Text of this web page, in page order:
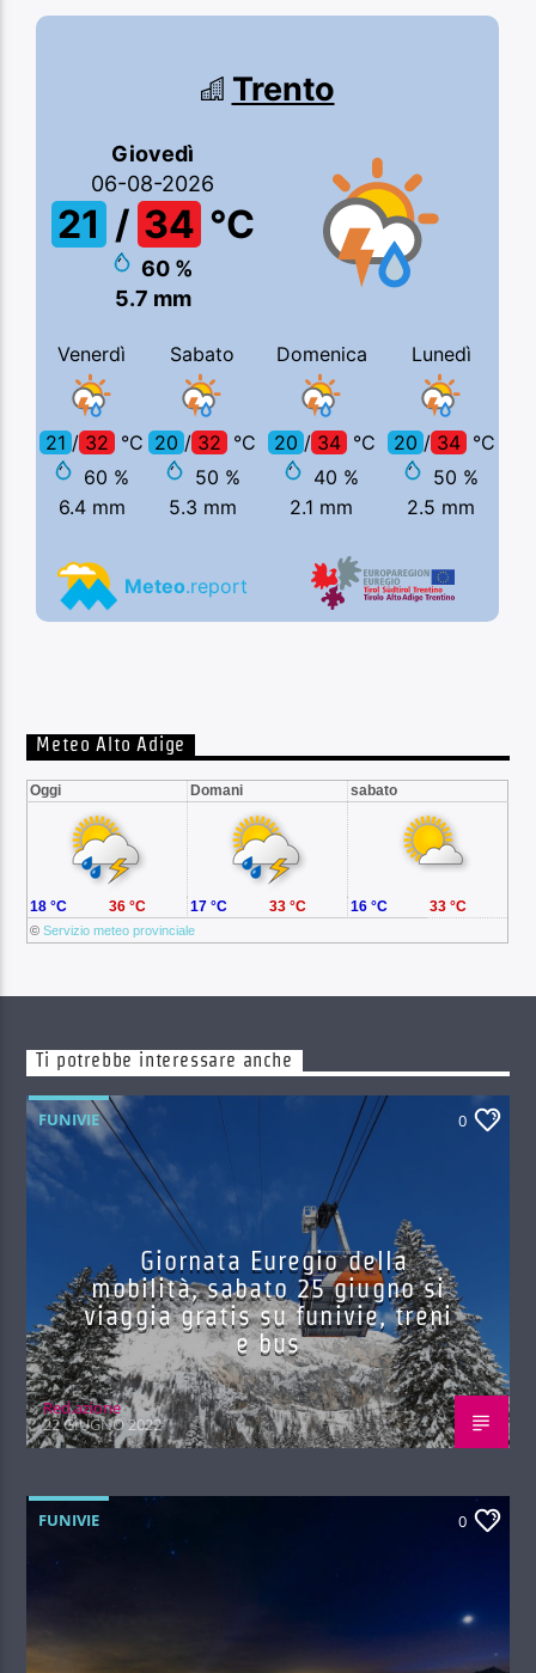
Meteo Alto Adige
Oggi Domani sabato
©Servizio meteo provinciale
18 °C 36 °C 17 °C 33 °C 16 °C 33 °C
Ti potrebbe interessare anche
FUNIVIE 0
Giornata Euregio della
mobilità, sabato 25 giugno si
viaggia gratis su funivie, treni
e bus
Red.azione
22 GIUGNO 2022
FUNIVIE 0